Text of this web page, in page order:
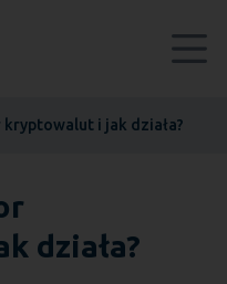
i jak działa?
działa?